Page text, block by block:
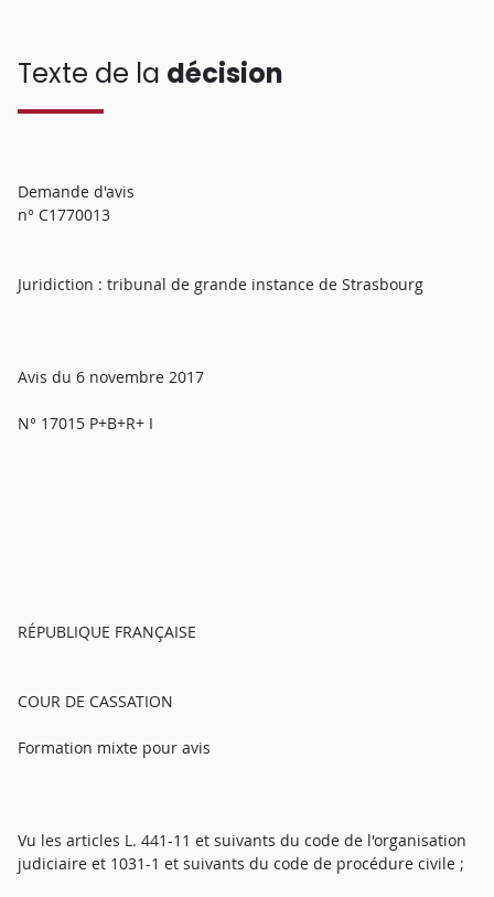
Texte de la décision
Demande d'avis
n° C1770013
Juridiction : tribunal de grande instance de Strasbourg
Avis du 6 novembre 2017
N° 17015 P+B+R+ I
RÉPUBLIQUE FRANÇAISE
COUR DE CASSATION
Formation mixte pour avis
Vu les articles L. 441-11 et suivants du code de l'organisation
judiciaire et 1031-1 et suivants du code de procédure civile ;